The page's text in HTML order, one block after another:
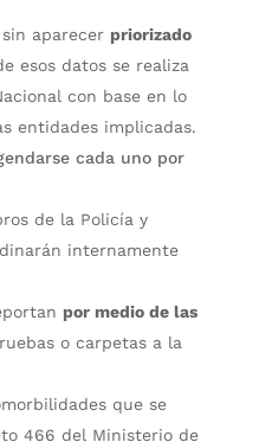
aparecer priorizado
esos datos se realiza
con base en lo
entidades implicadas.
cada uno por
de la Policía y
internamente
por medio de las
o carpetas a la
que se
466 del Ministerio de